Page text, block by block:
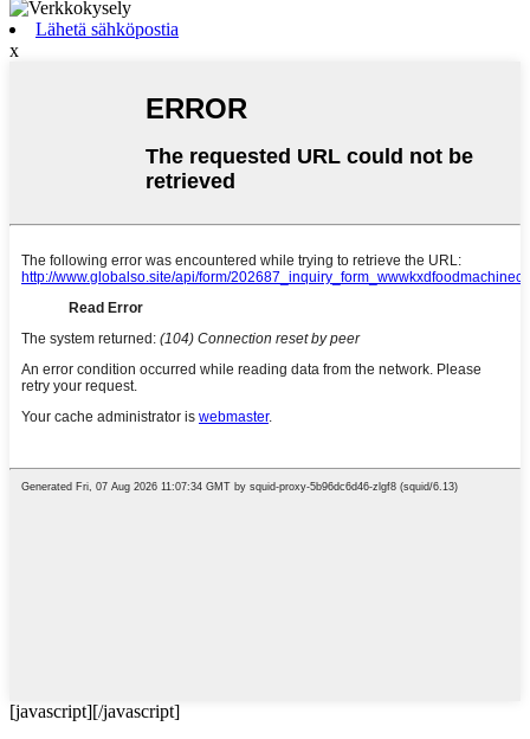
Lähetä sähköpostia
x
[javascript][/javascript]